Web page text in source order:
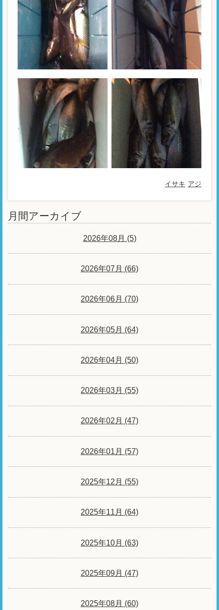
イサキ アジ
月間アーカイブ
2026年08月 (5)
2026年07月 (66)
2026年06月 (70)
2026年05月 (64)
2026年04月 (50)
2026年03月 (55)
2026年02月 (47)
2026年01月 (57)
2025年12月 (55)
2025年11月 (64)
2025年10月 (63)
2025年09月 (47)
2025年08月 (60)